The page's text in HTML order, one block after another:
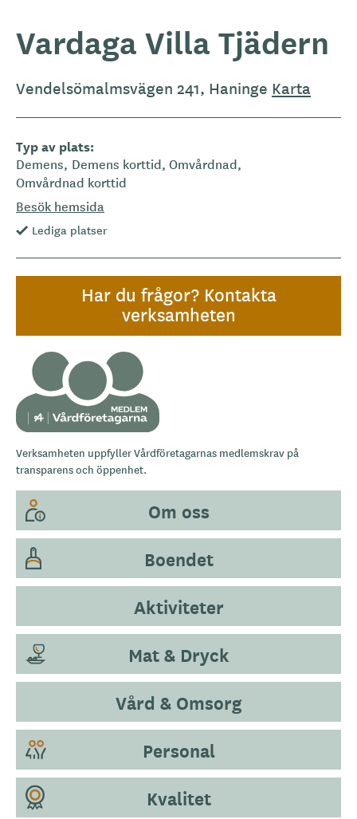
Vardaga Villa Tjädern
Vendelsömalmsvägen 241, Haninge Karta
Typ av plats
Demens Demens korttid Omvårdnad
Omvårdnad korttid
Besök hemsida
Lediga platser
Har du frågor? Kontakta
verksamheten
Verksamheten uppfyller Vårdföretagarnas medlemskrav på
transparens och öppenhet.
Om oss
Boendet
Aktiviteter
Mat & Dryck
Vård & Omsorg
Personal
Kvalitet